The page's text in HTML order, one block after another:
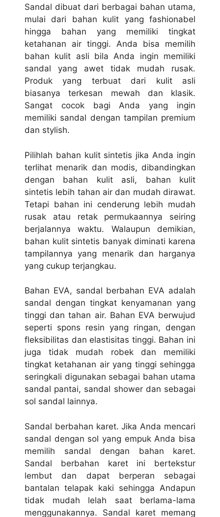
Sandal dibuat dari berbagai bahan utama,
mulai dari bahan kulit yang fashionabel
hingga bahan yang memiliki tingkat
ketahanan air tinggi. Anda bisa memilih
bahan kulit asli bila Anda ingin memiliki
sandal yang awet tidak mudah rusak.
Produk yang terbuat dari kulit asli
biasanya terkesan mewah dan klasik.
Sangat cocok bagi Anda yang ingin
memiliki sandal dengan tampilan premium
dan stylish.
Pilihlah bahan kulit sintetis jika Anda ingin
terlihat menarik dan modis, dibandingkan
dengan bahan kulit asli, bahan kulit
sintetis lebih tahan air dan mudah dirawat.
Tetapi bahan ini cenderung lebih mudah
rusak atau retak permukaannya seiring
berjalannya waktu. Walaupun demikian,
bahan kulit sintetis banyak diminati karena
tampilannya yang menarik dan harganya
yang cukup terjangkau.
Bahan EVA, sandal berbahan EVA adalah
sandal dengan tingkat kenyamanan yang
tinggi dan tahan air. Bahan EVA berwujud
seperti spons resin yang ringan, dengan
fleksibilitas dan elastisitas tinggi. Bahan ini
juga tidak mudah robek dan memiliki
tingkat ketahanan air yang tinggi sehingga
seringkali digunakan sebagai bahan utama
sandal pantai, sandal shower dan sebagai
sol sandal lainnya.
Sandal berbahan karet. Jika Anda mencari
sandal dengan sol yang empuk Anda bisa
memilih sandal dengan bahan karet.
Sandal berbahan karet ini bertekstur
lembut dan dapat berperan sebagai
bantalan telapak kaki sehingga Andapun
tidak mudah lelah saat berlama-lama
menggunakannya. Sandal karet memang